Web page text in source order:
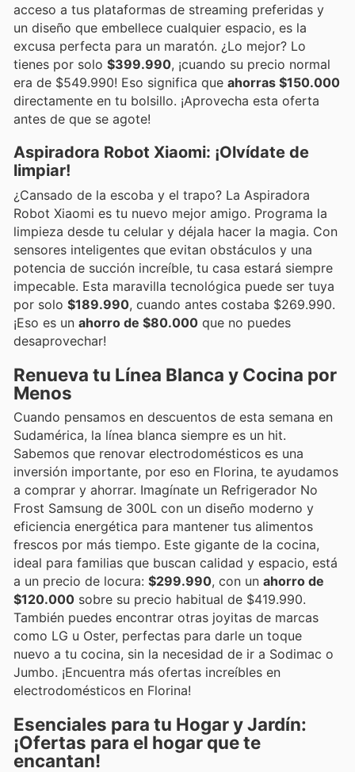
acceso a tus plataformas de streaming preferidas y
un diseño que embellece cualquier espacio, es la
excusa perfecta para un maratón. ¿Lo mejor? Lo
tienes por solo $399.990, ¡cuando su precio normal
era de $549.990! Eso significa que ahorras $150.000
directamente en tu bolsillo. ¡Aprovecha esta oferta
antes de que se agote!
Aspiradora Robot Xiaomi: ¡Olvídate de
limpiar!
¿Cansado de la escoba y el trapo? La Aspiradora
Robot Xiaomi es tu nuevo mejor amigo. Programa la
limpieza desde tu celular y déjala hacer la magia. Con
sensores inteligentes que evitan obstáculos y una
potencia de succión increíble, tu casa estará siempre
impecable. Esta maravilla tecnológica puede ser tuya
por solo $189.990, cuando antes costaba $269.990.
¡Eso es un ahorro de $80.000 que no puedes
desaprovechar!
Renueva tu Línea Blanca y Cocina por
Menos
Cuando pensamos en descuentos de esta semana en
Sudamérica, la línea blanca siempre es un hit.
Sabemos que renovar electrodomésticos es una
inversión importante, por eso en Florina, te ayudamos
a comprar y ahorrar. Imagínate un Refrigerador No
Frost Samsung de 300L con un diseño moderno y
eficiencia energética para mantener tus alimentos
frescos por más tiempo. Este gigante de la cocina,
ideal para familias que buscan calidad y espacio, está
a un precio de locura: $299.990, con un ahorro de
$120.000 sobre su precio habitual de $419.990.
También puedes encontrar otras joyitas de marcas
como LG u Oster, perfectas para darle un toque
nuevo a tu cocina, sin la necesidad de ir a Sodimac o
Jumbo. ¡Encuentra más ofertas increíbles en
electrodomésticos en Florina!
Esenciales para tu Hogar y Jardín:
¡Ofertas para el hogar que te
encantan!